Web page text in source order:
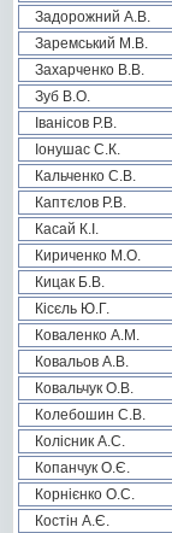
Задорожний А.В.
Заремський М.В.
Захарченко В.В.
Зуб В.О.
Іванісов Р.В.
Іонушас С.К.
Кальченко С.В.
Каптєлов Р.В.
Касай К.І.
Кириченко М.О.
Кицак Б.В.
Кісєль Ю.Г.
Коваленко А.М.
Ковальов А.В.
Ковальчук О.В.
Колебошин С.В.
Колісник А.С.
Копанчук О.Є.
Корнієнко О.С.
Костін А.Є.